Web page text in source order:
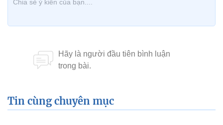
Tin cùng chuyên mục